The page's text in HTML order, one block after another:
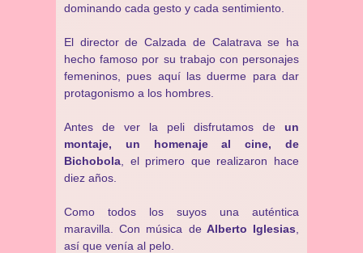
dominando cada gesto y cada sentimiento.
El director de Calzada de Calatrava se ha
hecho famoso por su trabajo con personajes
femeninos, pues aquí las duerme para dar
protagonismo a los hombres.
Antes de ver la peli disfrutamos de un
montaje, un homenaje al cine, de
Bichobola , el primero que realizaron hace
diez años.
Como todos los suyos una auténtica
maravilla. Con música de Alberto Iglesias
así que venía al pelo.